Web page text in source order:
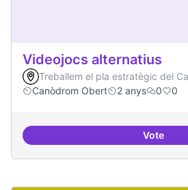
Videojocs alternatius
Treballem el pla estratègic del
Canòdrom Obert
2 anys 0 0
Vote